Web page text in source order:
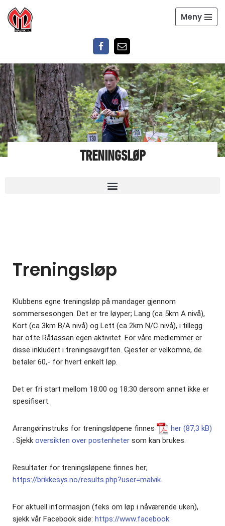
Hopp
Meny
TRENINGSLØP
Treningsløp
Klubbens egne treningsløp på mandager gjennom
sommersesongen. Det er tre løyper; Lang (ca 5km A nivå),
Kort (ca 3km B/A nivå) og Lett (ca 2km N/C nivå), i tillegg
har ofte Råtassan egen aktivitet. For våre medlemmer er
disse inkludert i treningsavgiften. Gjester er velkomne, de
betaler 60,- for hvert enkelt løp.
Det er fri start mellom 18:00 og 18:30 dersom annet ikke er
spesifisert.
Arrangørinstruks for treningsløpene finnes
her
. Sjekk oversikten over postenheter som kan brukes.
Resultater for treningsløpene finnes her;
https://brikkesys.no/results.php?user=malvik.
For aktuell informasjon (feks om løp i nåværende uken),
sjekk vår Facebook side: https://www.facebook.